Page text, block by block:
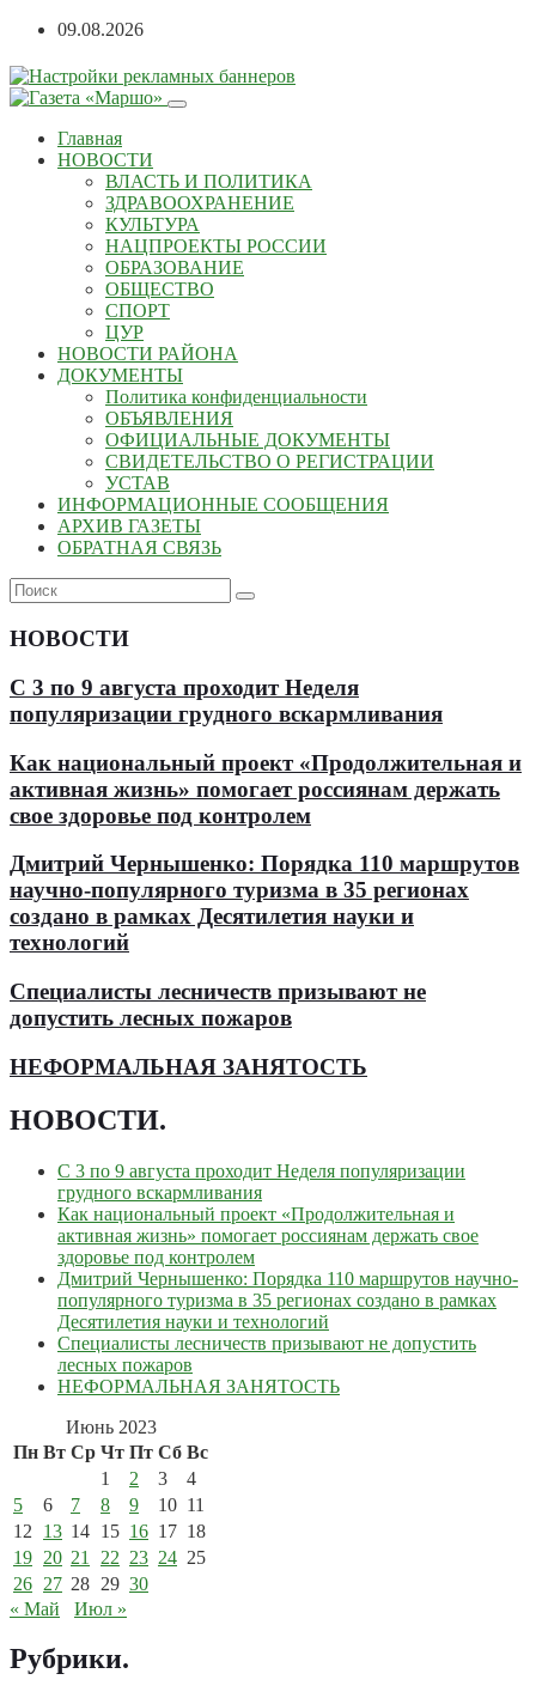
Перейти
содержанию
09.08.2026
Главная
НОВОСТИ
ВЛАСТЬ И ПОЛИТИКА
ЗДРАВООХРАНЕНИЕ
КУЛЬТУРА
НАЦПРОЕКТЫ РОССИИ
ОБРАЗОВАНИЕ
ОБЩЕСТВО
СПОРТ
ЦУР
НОВОСТИ РАЙОНА
ДОКУМЕНТЫ
Политика конфиденциальности
ОБЪЯВЛЕНИЯ
ОФИЦИАЛЬНЫЕ ДОКУМЕНТЫ
СВИДЕТЕЛЬСТВО О РЕГИСТРАЦИИ
УСТАВ
ИНФОРМАЦИОННЫЕ СООБЩЕНИЯ
АРХИВ ГАЗЕТЫ
ОБРАТНАЯ СВЯЗЬ
НОВОСТИ
С 3 по 9 августа проходит Неделя
популяризации грудного вскармливания
Как национальный проект «Продолжительная и
активная жизнь» помогает россиянам держать
свое здоровье под контролем
Дмитрий Чернышенко: Порядка 110 маршрутов
научно-популярного туризма в 35 регионах
создано в рамках Десятилетия науки и
технологий
Специалисты лесничеств призывают не
допустить лесных пожаров
НЕФОРМАЛЬНАЯ ЗАНЯТОСТЬ
НОВОСТИ.
С 3 по 9 августа проходит Неделя популяризации
грудного вскармливания
Как национальный проект «Продолжительная и
активная жизнь» помогает россиянам держать свое
здоровье под контролем
Дмитрий Чернышенко: Порядка 110 маршрутов научно-
популярного туризма в 35 регионах создано в рамках
Десятилетия науки и технологий
Специалисты лесничеств призывают не допустить
лесных пожаров
НЕФОРМАЛЬНАЯ ЗАНЯТОСТЬ
Июнь 2023
Пн Вт Ср Чт Пт Сб Вс
1
2 3
4
5
6 7 8 9 10 11
12
13 14 15 16 17 18
19 20 21 22 23 24 25
26 27 28 29 30
« Май
Июл »
Рубрики.